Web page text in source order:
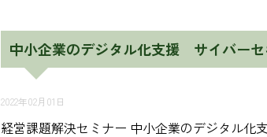
中小企業のデジタル化支援 サイバー
2022年02月01日
経営課題解決セミナー 中小企業のデジタル